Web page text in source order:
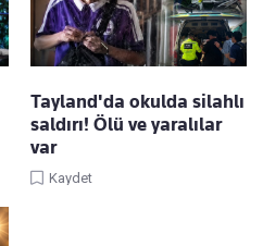
Tayland'da okulda silahlı
saldırı! Ölü ve yaralılar
var
Kaydet